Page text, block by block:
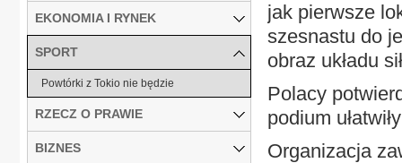
jak pierwsze
szesnastu do
obraz układu
Polacy
podium
Organizacja
EKONOMIA I RYNEK
SPORT
Powtórki z Tokio nie będzie
RZECZ O PRAWIE
BIZNES